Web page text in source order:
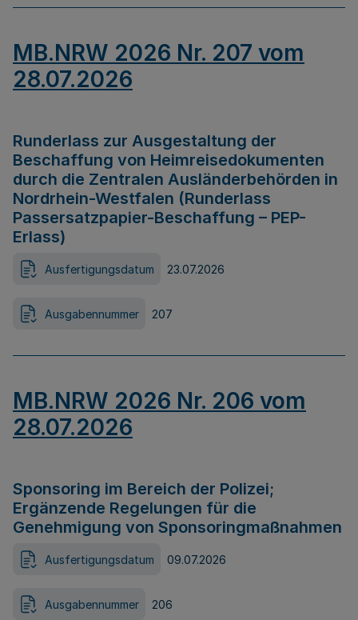
MB.NRW 2026 Nr. 207 vom
28.07.2026
Runderlass zur Ausgestaltung der
Beschaffung von Heimreisedokumenten
durch die Zentralen Ausländerbehörden in
Nordrhein-Westfalen (Runderlass
Passersatzpapier-Beschaffung – PEP-
Erlass)
Ausfertigungsdatum 23.07.2026
Ausgabennummer 207
MB.NRW 2026 Nr. 206 vom
28.07.2026
Sponsoring im Bereich der Polizei;
Ergänzende Regelungen für die
Genehmigung von Sponsoringmaßnahmen
Ausfertigungsdatum 09.07.2026
Ausgabennummer 206